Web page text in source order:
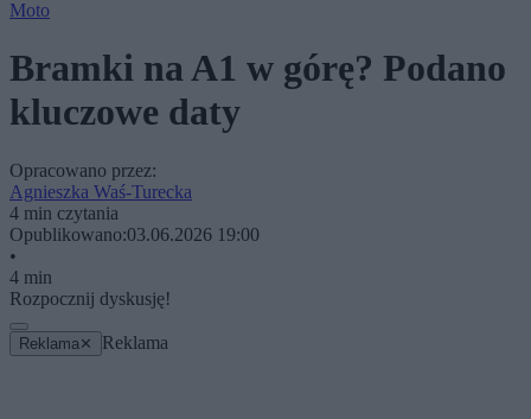
Moto
Bramki na A1 w górę? Podano
kluczowe daty
Opracowano przez:
Agnieszka Waś-Turecka
4 min czytania
Opublikowano:03.06.2026 19:00
•
4 min
Rozpocznij dyskusję!
Reklama ✕ Reklama